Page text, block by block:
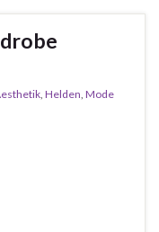
Helden Mode